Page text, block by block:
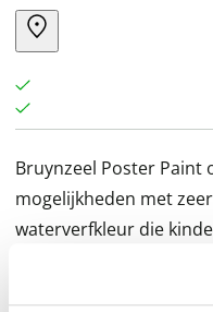
Bruynzeel Poster Paint
mogelijkheden met
waterverfkleur die
experimenteren met
kunstwerken te